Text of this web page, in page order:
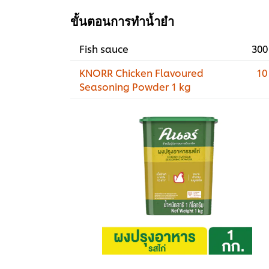
ขั้นตอนการทำน้ำยำ
Fish sauce
KNORR Chicken Flavoured
Seasoning Powder 1 kg